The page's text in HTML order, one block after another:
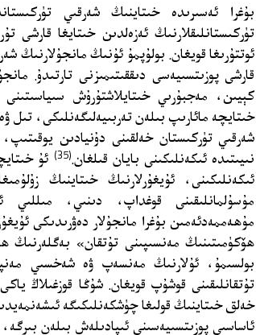
بۇغرا ئەسىرىدە خىتاينىڭ شەرقىي
تۈركىستانلىقلارنىڭ ئەزەلدىن خىتايغا قارشى
ئوتتۇرىغا قويغان. بولۇپمۇ ئۇنىڭ مانجۇلارنىڭ
قارشى پوزىتسىيەسى دىققىتىمىزنى تارتىدۇ.
كېيىن، مەجبۇرىي خىتايلاشتۇرۇش
خىتايچە مائارىپ بىلەن تەربىيەلىگەنلىكى، تىل
شەرقىي تۈركىستان خەلقىنى دۇنيادىن
نىيىتىدە ئىكەنلىكىنى بايان قىلغان.(35)
ئۇ
ئىكەنلىكىنى، ئۇيغۇرلارنىڭ خىتاينىڭ
مۇسۇلمانلىقىنى قوغداپ، دىنىي، مىللىي
مۇھەممەدئەمىن بۇغرا مانجۇلار دەۋرىدىكى
ھۆكۈمىتىنىڭ مەنسىپىنى تۇتقان»
بولسىمۇ، ئۇلارنىڭ مەنسەپ ۋە شەخسىي
تۇتقانلىقىنى قوشۇپ قويغان. شۇڭا قوزغىلاڭ
خەلق خىتاينىڭ قولىغا چۈشكەنلىكىگە